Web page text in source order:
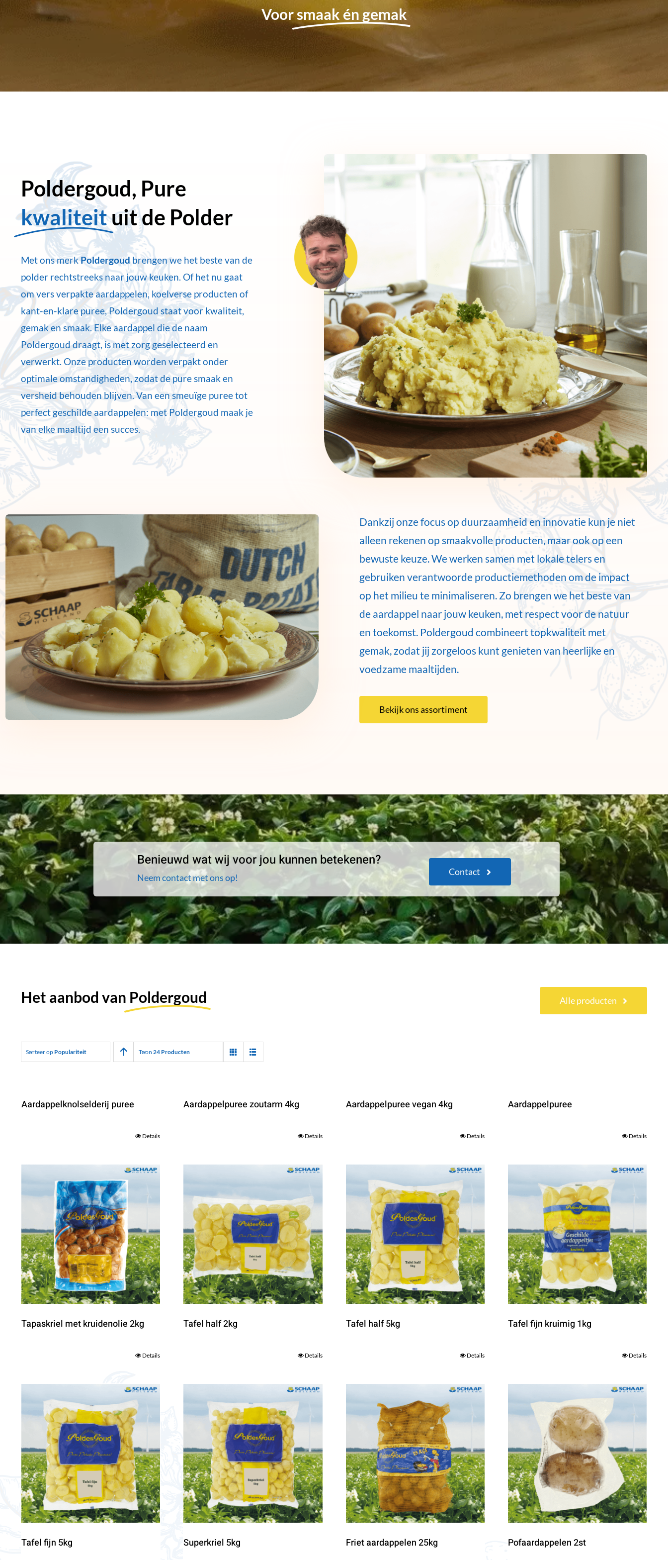
Voorsmaak én gemak
Poldergoud, Pure
kwaliteituit de Polder
Met ons merkPoldergoudbrengen we het beste van de
polder rechtstreeks naar jouw keuken. Of het nu gaat
om vers verpakte aardappelen, koelverse producten of
kant-en-klare puree, Poldergoud staat voor kwaliteit,
gemak en smaak. Elke aardappel die de naam
Poldergoud draagt, is met zorg geselecteerd en
verwerkt. Onze producten worden verpakt onder
optimale omstandigheden, zodat de pure smaak en
versheid behouden blijven. Van een smeuïge puree tot
perfect geschilde aardappelen: met Poldergoud maak je
van elke maaltijd een succes.
Dankzij onze focus op duurzaamheid en innovatie kun je niet
alleen rekenen op smaakvolle producten, maar ook op een
bewuste keuze. We werken samen met lokale telers en
gebruiken verantwoorde productiemethoden om de impact
op het milieu te minimaliseren. Zo brengen we het beste van
de aardappel naar jouw keuken, met respect voor de natuur
en toekomst. Poldergoud combineert topkwaliteit met
gemak, zodat jij zorgeloos kunt genieten van heerlijke en
voedzame maaltijden.
Bekijk ons assortiment
Benieuwd wat wij voor jou kunnen betekenen?
Neem contact met ons op!
Contact
Het aanbod van Poldergoud Alle producten
Sorteer op Populariteit Toon 24 Producten
Aardappelknolselderij puree
Details
Aardappelpuree zoutarm 4kg
Details
Aardappelpuree vegan 4kg
Details
Aardappelpuree
Details
Tapaskriel met kruidenolie 2kg
Details
Tafel half 2kg
Details
Tafel half 5kg
Details
Tafel fijn kruimig 1kg
Details
Tafel fijn 5kg Superkriel 5kg Friet aardappelen 25kg Pofaardappelen 2st